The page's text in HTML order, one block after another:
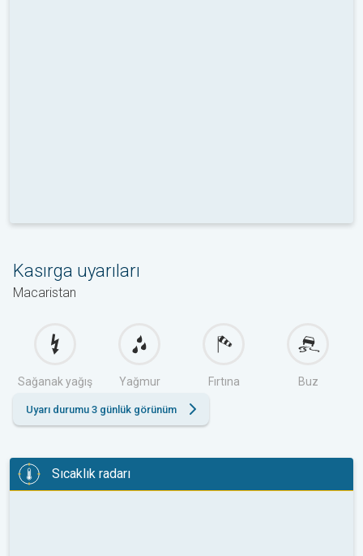
Kasırga uyarıları
Macaristan
Sağanak yağış Yağmur Fırtına Buz
Uyarı durumu 3 günlük görünüm
Sıcaklık radarı